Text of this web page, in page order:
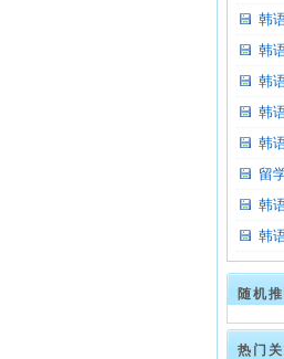
韩
韩
韩
韩
韩
留
韩
韩
随机
热门